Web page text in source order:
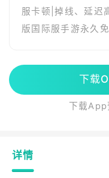
服卡顿|掉线、延迟
版国际服手游永久
下载
下载
详情